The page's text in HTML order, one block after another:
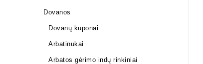
Dovanos
Dovanų kuponai
Arbatinukai
Arbatos gėrimo indų rinkiniai